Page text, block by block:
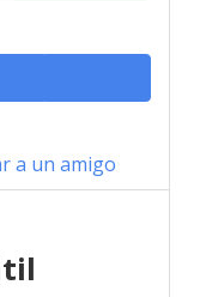
a un amigo